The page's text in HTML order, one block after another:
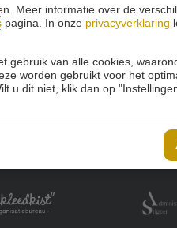
Meer informatie over de
pagina. In onze privacyverklaring
gebruik van alle cookies,
worden gebruikt voor het
u dit niet, klik dan op